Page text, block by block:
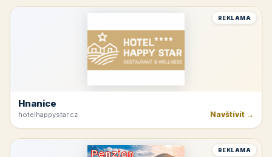
REKLAMA
Hnanice
hotelhappystar.cz Navštívit →
REKLAMA